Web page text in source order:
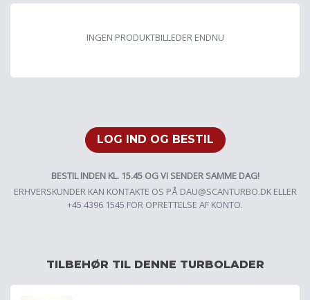
INGEN PRODUKTBILLEDER ENDNU
LOG IND OG BESTIL
BESTIL INDEN KL. 15.45 OG VI SENDER SAMME DAG!
ERHVERSKUNDER KAN KONTAKTE OS PÅ DAU@SCANTURBO.DKELLER
+45 4396 1545 FOR OPRETTELSE AF KONTO.
TILBEHØR TIL DENNE TURBOLADER